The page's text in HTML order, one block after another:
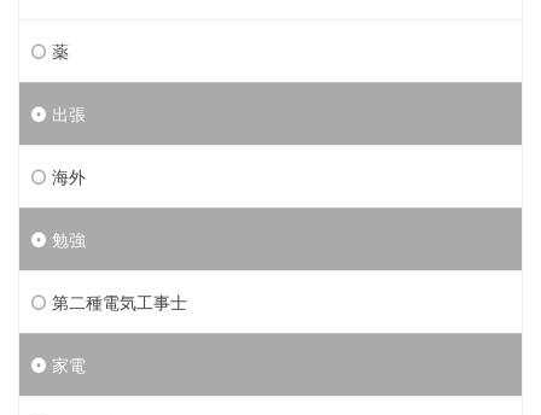
薬
出張
海外
勉強
第二種電気工事士
家電